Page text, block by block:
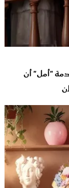
اكتشاف وصدمة "أمل" أن